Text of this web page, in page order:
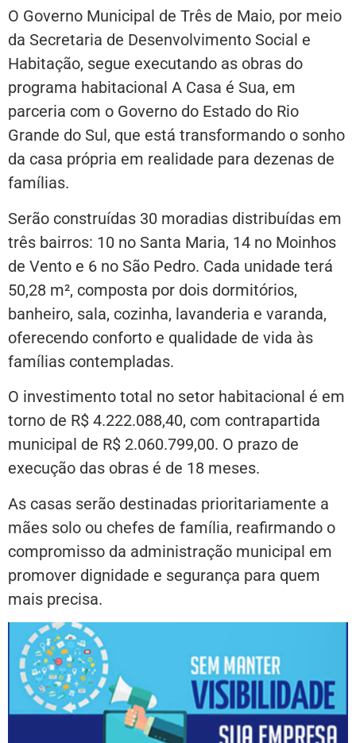
O Governo Municipal de Três de Maio, por meio
da Secretaria de Desenvolvimento Social e
Habitação, segue executando as obras do
programa habitacional A Casa é Sua, em
parceria com o Governo do Estado do Rio
Grande do Sul, que está transformando o sonho
da casa própria em realidade para dezenas de
famílias.
Serão construídas 30 moradias distribuídas em
três bairros: 10 no Santa Maria, 14 no Moinhos
de Vento e 6 no São Pedro. Cada unidade terá
50,28 m², composta por dois dormitórios,
banheiro, sala, cozinha, lavanderia e varanda,
oferecendo conforto e qualidade de vida às
famílias contempladas.
O investimento total no setor habitacional é em
torno de R$ 4.222.088,40, com contrapartida
municipal de R$ 2.060.799,00. O prazo de
execução das obras é de 18 meses.
As casas serão destinadas prioritariamente a
mães solo ou chefes de família, reafirmando o
compromisso da administração municipal em
promover dignidade e segurança para quem
mais precisa.